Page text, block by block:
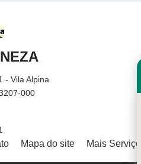
- Vila Alpina
000
Mapa do site Mais Serviços